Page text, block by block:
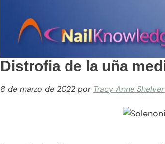
Distrofia de la uña
8 de marzo de 2022 por Tracy Anne